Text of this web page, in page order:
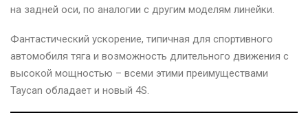
на задней оси, по аналогии с другим моделям линейки.
Фантастический ускорение, типичная для спортивного
автомобиля тяга и возможность длительного движения с
высокой мощностью – всеми этими преимуществами
Taycan обладает и новый 4S.